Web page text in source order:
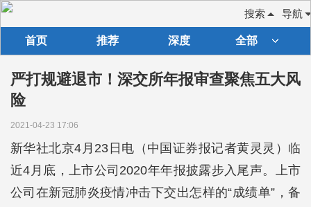
导航
搜索
首页 推荐 深度 全部
严打规避退市！深交所年报审查聚焦五大风
险
2021-04-23 17:06
新华社北京4月23日电（中国证券报记者黄灵灵）临
近4月底，上市公司2020年年报披露步入尾声。上市
公司在新冠肺炎疫情冲击下交出怎样的“成绩单”，备